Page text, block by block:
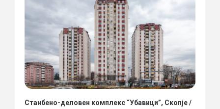
Станбено-деловен комплекс “Убавици”, Скопје /